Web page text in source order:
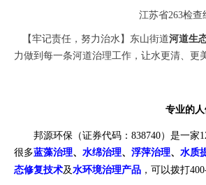
江苏省263检
【牢记责任，努力治水】东山街道河道生
力做到每一条河道治理工作，让水更清、更
专业的
邦源环保（证券代码： 838740）是一家
很多蓝藻治理、 水绵治理、 浮萍治理、 水质
态修复技术及水环境治理产品 ，可以拨打